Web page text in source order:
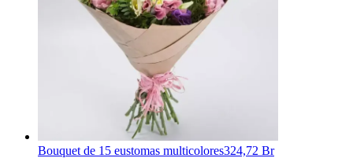
Bouquet de 15 eustomas multicolores324,72 Br